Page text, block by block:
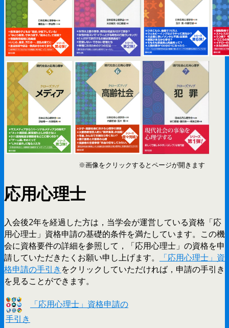
※画像をクリックするとページが開きます
応用心理士
入会後2年を経過した方は，当学会が運営している資格「応
用心理士」資格申請の基礎的条件を満たしています。この機
会に資格要件の詳細を参照して，「応用心理士」の資格を申
請していただきたくお願い申し上げます。
「応用心理士」資
格申請の手引き をクリックしていただければ，申請の手引き
を見ることができます。
「応用心理士」資格申請の
手引き